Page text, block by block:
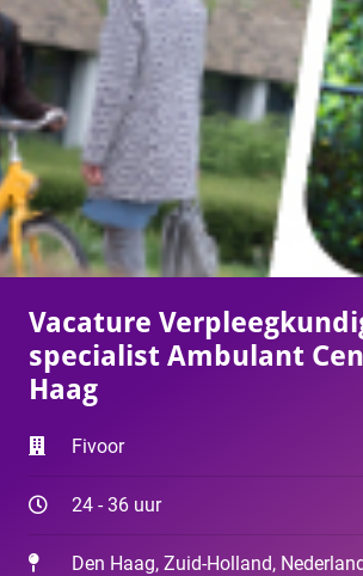
Vacature
specialist Ambulant
Haag
Fivoor
24 - 36 uur
Den Haag, Zuid-Holland,